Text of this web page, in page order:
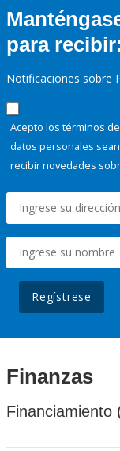
para
Notificaciones sobre
Acepto los términos de
datos personales
recibir novedades
Regístrese
Finanzas
Financiamiento